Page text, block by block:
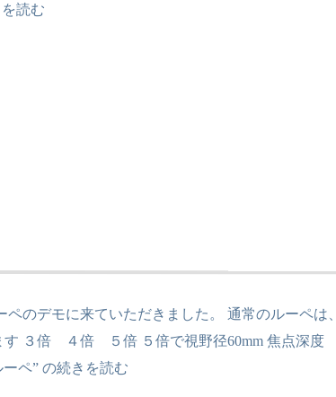
読む
のデモに来ていただきました。 通常のルーペは、
す ３倍 ４倍 ５倍 ５倍で視野径60mm 焦点深度
ペ” の続きを読む